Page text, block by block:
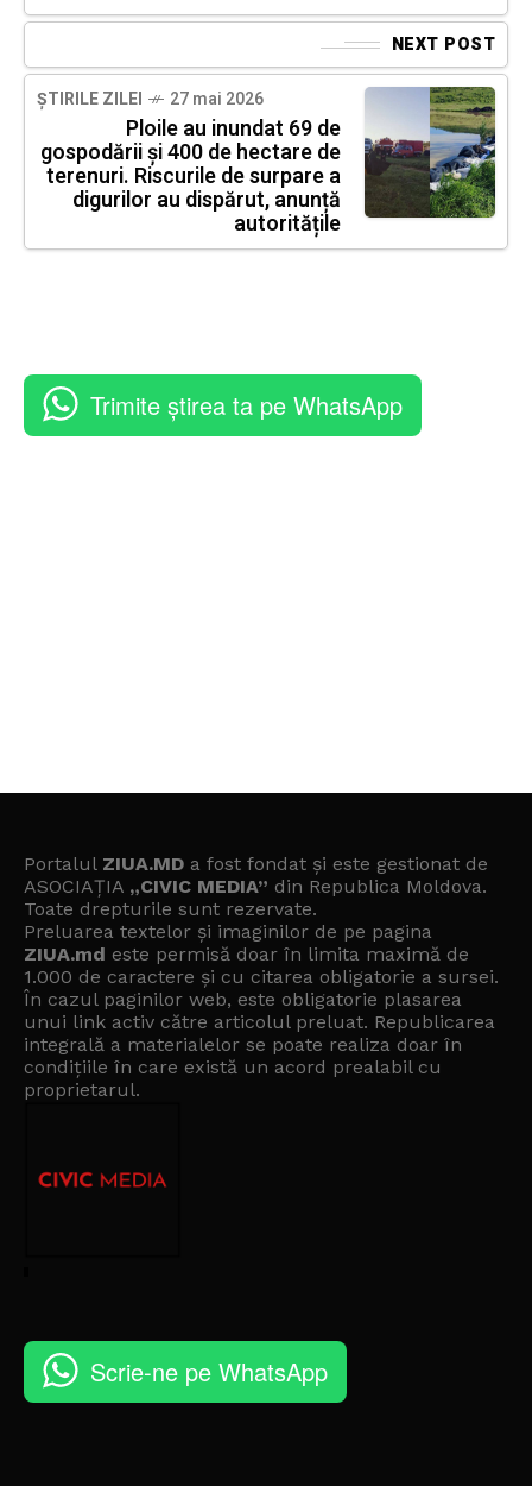
NEXT POST
ȘTIRILE ZILEI 27 mai 2026
Ploile au inundat 69 de
gospodării și 400 de hectare de
terenuri. Riscurile de surpare a
digurilor au dispărut, anunță
autoritățile
Trimite știrea ta pe WhatsApp
Portalul ZIUA.MD a fost fondat și este gestionat de
ASOCIAȚIA „CIVIC MEDIA” din Republica Moldova.
Toate drepturile sunt rezervate.
Preluarea textelor și imaginilor de pe pagina
ZIUA.md este permisă doar în limita maximă de
1.000 de caractere și cu citarea obligatorie a sursei.
În cazul paginilor web, este obligatorie plasarea
unui link activ către articolul preluat. Republicarea
integrală a materialelor se poate realiza doar în
condițiile în care există un acord prealabil cu
proprietarul.
Scrie-ne pe WhatsApp